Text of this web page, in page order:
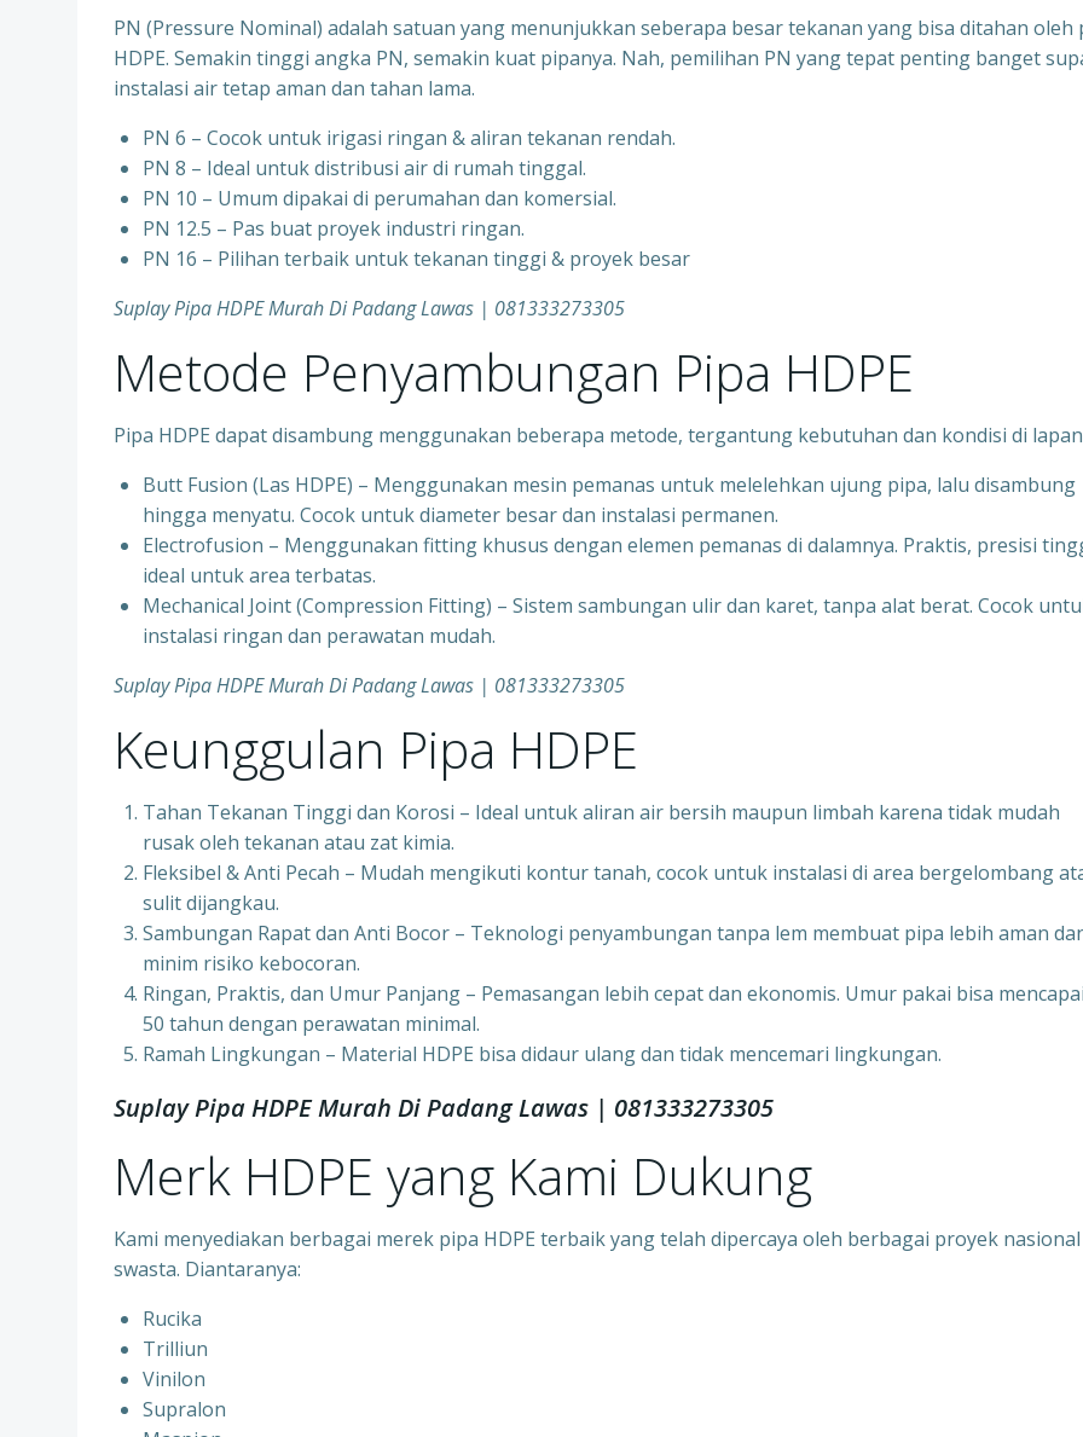
PN (Pressure Nominal) adalah satuan yang menunjukkan seberapa besar tekanan yang bisa ditahan oleh
HDPE. Semakin tinggi angka PN, semakin kuat pipanya. Nah, pemilihan PN yang tepat penting banget
instalasi air tetap aman dan tahan lama.
PN 6 – Cocok untuk irigasi ringan & aliran tekanan rendah.
PN 8 – Ideal untuk distribusi air di rumah tinggal.
PN 10 – Umum dipakai di perumahan dan komersial.
PN 12.5 – Pas buat proyek industri ringan.
PN 16 – Pilihan terbaik untuk tekanan tinggi & proyek besar
Suplay Pipa HDPE Murah Di Padang Lawas | 081333273305
Metode Penyambungan Pipa HDPE
Pipa HDPE dapat disambung menggunakan beberapa metode, tergantung kebutuhan dan kondisi di
Butt Fusion (Las HDPE) – Menggunakan mesin pemanas untuk melelehkan ujung pipa, lalu disambung
hingga menyatu. Cocok untuk diameter besar dan instalasi permanen.
Electrofusion – Menggunakan fitting khusus dengan elemen pemanas di dalamnya. Praktis, presisi
ideal untuk area terbatas.
Mechanical Joint (Compression Fitting) – Sistem sambungan ulir dan karet, tanpa alat berat. Cocok
instalasi ringan dan perawatan mudah.
Suplay Pipa HDPE Murah Di Padang Lawas | 081333273305
Keunggulan Pipa HDPE
Tahan Tekanan Tinggi dan Korosi – Ideal untuk aliran air bersih maupun limbah karena tidak mudah
rusak oleh tekanan atau zat kimia.
Fleksibel & Anti Pecah – Mudah mengikuti kontur tanah, cocok untuk instalasi di area bergelombang
sulit dijangkau.
Sambungan Rapat dan Anti Bocor – Teknologi penyambungan tanpa lem membuat pipa lebih aman
minim risiko kebocoran.
Ringan, Praktis, dan Umur Panjang – Pemasangan lebih cepat dan ekonomis. Umur pakai bisa mencapai
50 tahun dengan perawatan minimal.
Ramah Lingkungan – Material HDPE bisa didaur ulang dan tidak mencemari lingkungan.
Suplay Pipa HDPE Murah Di Padang Lawas | 081333273305
Merk HDPE yang Kami Dukung
Kami menyediakan berbagai merek pipa HDPE terbaik yang telah dipercaya oleh berbagai proyek
swasta. Diantaranya:
Rucika
Trilliun
Vinilon
Supralon